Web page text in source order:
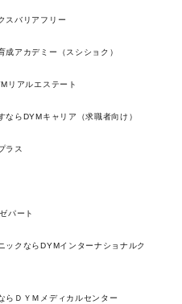
スバリアフリー
アカデミー（スシショク）
リアルエステート
らDYMキャリア（求職者向け）
ラス
パート
ックならDYMインターナショナルク
らＤＹＭメディカルセンター